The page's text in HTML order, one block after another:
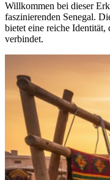
Willkommen bei dieser
faszinierenden Senegal.
bietet eine reiche
verbindet.